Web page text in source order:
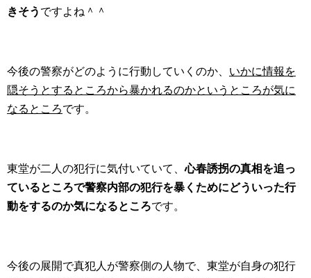
きそう ですよね＾＾
今後の警察がどのように行動していくのか、 いかに情報を
隠そうとするところから暴かれるのかというところが気に
なるところです。
東堂が二人の犯行に気付いていて、心春誘拐の真相を追っ
ているところで警察内部の犯行を暴くためにどういった行
動をするのか気になるところです。
今後の展開で真犯人が警察側の人物で、東堂が自身の犯行